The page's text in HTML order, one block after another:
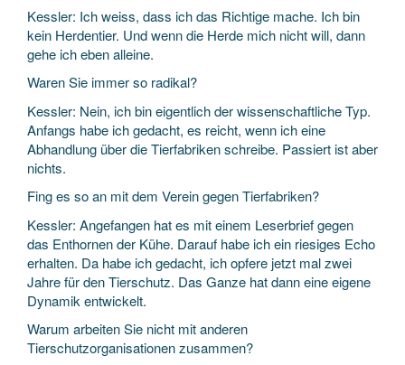
Kessler: Ich weiss, dass ich das Richtige mache. Ich bin
kein Herdentier. Und wenn die Herde mich nicht will, dann
gehe ich eben alleine.
Waren Sie immer so radikal?
Kessler: Nein, ich bin eigentlich der wissenschaftliche Typ.
Anfangs habe ich gedacht, es reicht, wenn ich eine
Abhandlung über die Tierfabriken schreibe. Passiert ist aber
nichts.
Fing es so an mit dem Verein gegen Tierfabriken?
Kessler: Angefangen hat es mit einem Leserbrief gegen
das Enthornen der Kühe. Darauf habe ich ein riesiges Echo
erhalten. Da habe ich gedacht, ich opfere jetzt mal zwei
Jahre für den Tierschutz. Das Ganze hat dann eine eigene
Dynamik entwickelt.
Warum arbeiten Sie nicht mit anderen
Tierschutzorganisationen zusammen?